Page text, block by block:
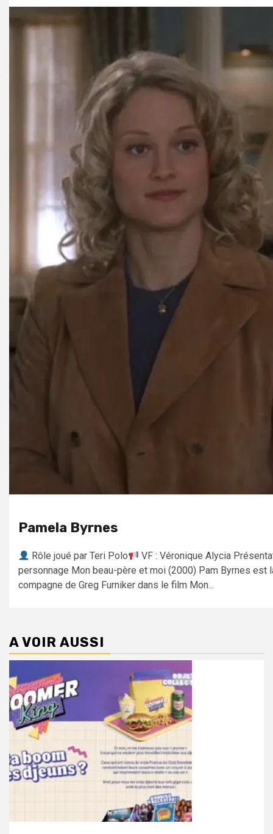
Pamela Byrnes
Rôle joué par Teri Polo
VF : Véronique Alycia
personnage Mon beau-père et moi (2000) Pam Byrnes est
compagne de Greg Furniker dans le film Mon...
A VOIR AUSSI